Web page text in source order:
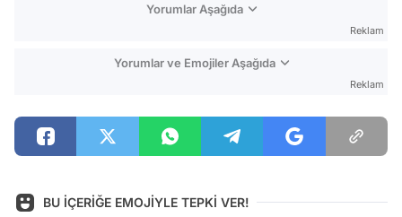
Yorumlar Aşağıda
Reklam
Yorumlar ve Emojiler Aşağıda
Reklam
BU İÇERİĞE EMOJİYLE TEPKİ VER!